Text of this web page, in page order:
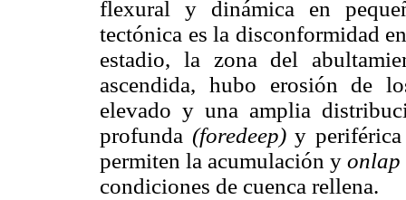
flexural y dinámica en
tectónica es la disconformidad
estadio, la zona del
ascendida, hubo erosión de
elevado y una amplia
profunda (foredeep)y
permiten la acumulación y onlap
condiciones de cuenca rellena.